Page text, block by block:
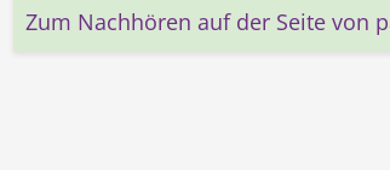
Zum Nachhören auf der Seite von